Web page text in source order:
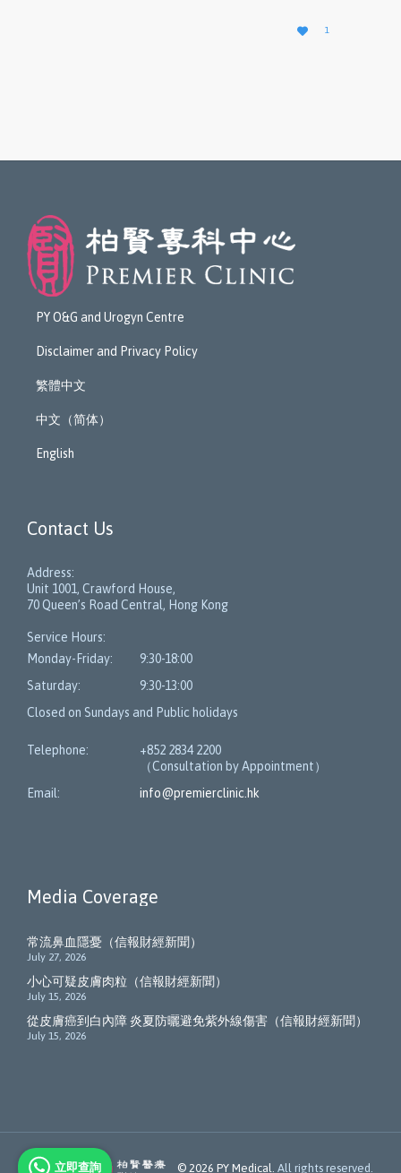

L1
PY O&G and Urogyn Centre
Disclaimer and Privacy Policy
繁體中文
中文（简体）
English
Contact Us
Address:
Unit 1001, Crawford House,
70 Queen’s Road Central, Hong Kong
Service Hours:
Monday-Friday:
9:30-18:00
Saturday:
9:30-13:00
Closed on Sundays and Public holidays
Telephone:
+852 2834 2200
（Consultation by Appointment）
Email:
info@premierclinic.hk
Media Coverage
常流鼻血隱憂（信報財經新聞）
July 27, 2026
小心可疑皮膚肉粒（信報財經新聞）
July 15, 2026
從皮膚癌到白內障 炎夏防曬避免紫外線傷害（信報財經新聞）
July 15, 2026
Member of © 2026 PY Medical. All rights reserved.
立即查詢